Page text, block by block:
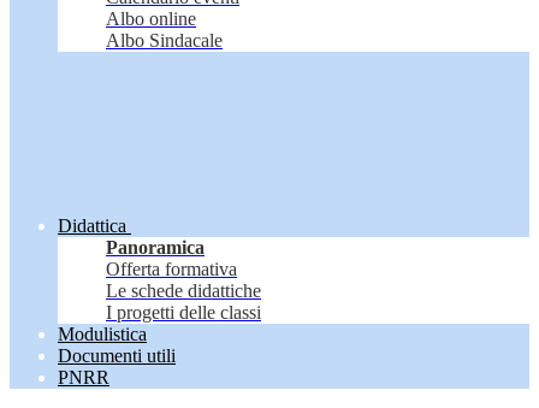
Albo online
Albo Sindacale
Didattica
Panoramica
Offerta formativa
Le schede didattiche
I progetti delle classi
Modulistica
Documenti utili
PNRR